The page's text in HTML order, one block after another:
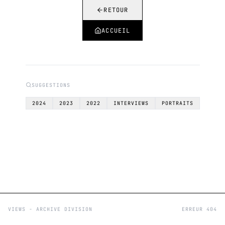
RETOUR
ACCUEIL
SUGGESTIONS
2024 2023 2022 INTERVIEWS PORTRAITS
VIEWS - ARCHIVE DIVISION ERREUR 404